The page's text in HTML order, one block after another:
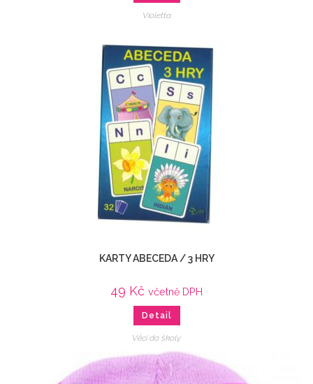
Violetta
KARTY ABECEDA / 3 HRY
49 Kč včetně DPH
Detail
Věci do školy